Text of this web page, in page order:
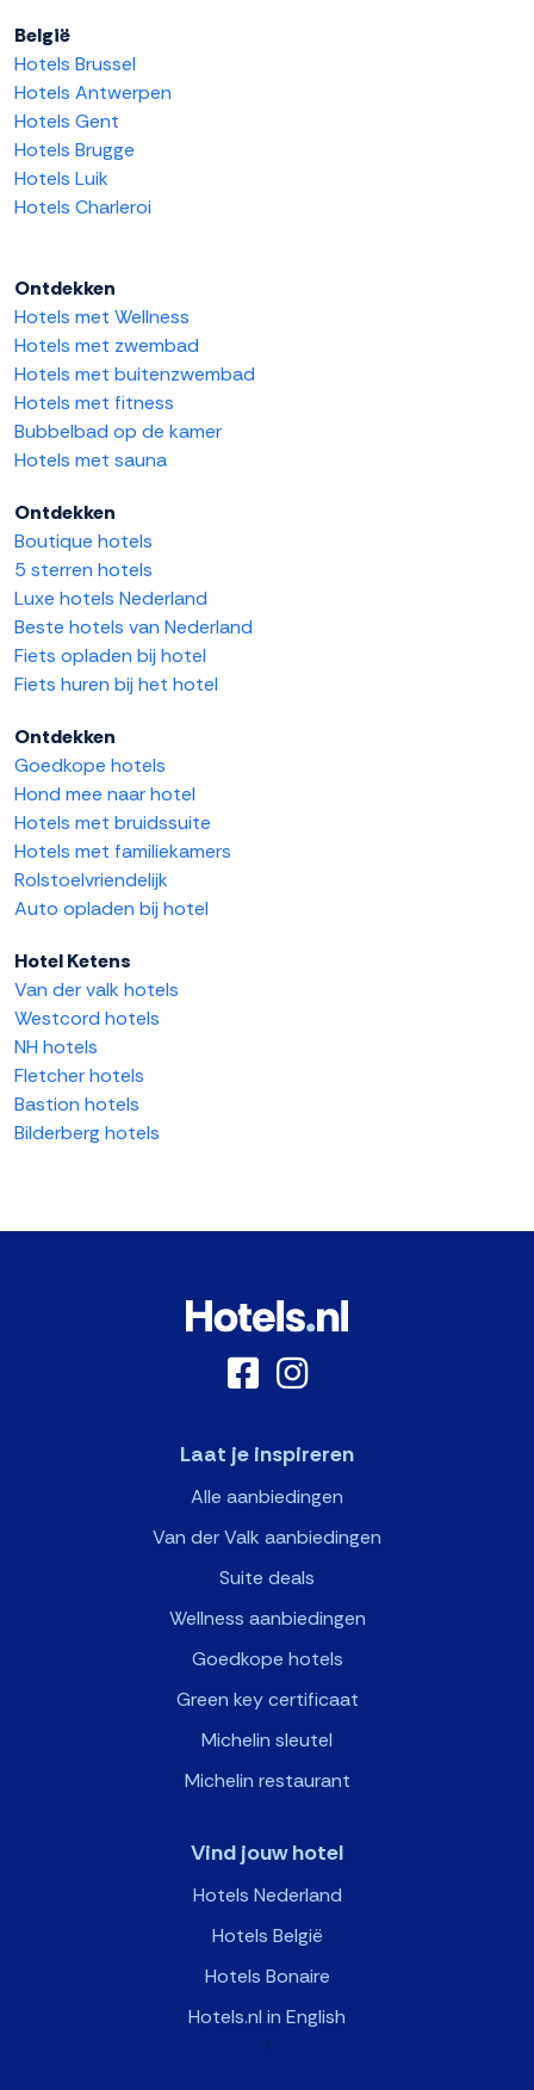
België
Hotels Brussel
Hotels Antwerpen
Hotels Gent
Hotels Brugge
Hotels Luik
Hotels Charleroi
Ontdekken
Hotels met Wellness
Hotels met zwembad
Hotels met buitenzwembad
Hotels met fitness
Bubbelbad op de kamer
Hotels met sauna
Ontdekken
Boutique hotels
5 sterren hotels
Luxe hotels Nederland
Beste hotels van Nederland
Fiets opladen bij hotel
Fiets huren bij het hotel
Ontdekken
Goedkope hotels
Hond mee naar hotel
Hotels met bruidssuite
Hotels met familiekamers
Rolstoelvriendelijk
Auto opladen bij hotel
Hotel Ketens
Van der valk hotels
Westcord hotels
NH hotels
Fletcher hotels
Bastion hotels
Bilderberg hotels
Laat je inspireren
Alle aanbiedingen
Van der Valk aanbiedingen
Suite deals
Wellness aanbiedingen
Goedkope hotels
Green key certificaat
Michelin sleutel
Michelin restaurant
Vind jouw hotel
Hotels Nederland
Hotels België
Hotels Bonaire
Hotels.nl in English
>